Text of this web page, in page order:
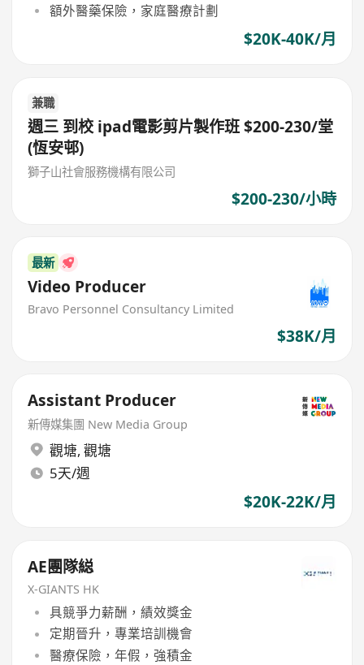
額外醫藥保險，家庭醫療計劃
$20K-40K/月
兼職
週三 到校 ipad電影剪片製作班 $200-230/堂
(恆安邨)
獅子山社會服務機構有限公司
$200-230/小時
最新
Video Producer
Bravo Personnel Consultancy Limited
$38K/月
Assistant Producer
新傳媒集團 New Media Group
觀塘, 觀塘
5天/週
$20K-22K/月
AE團隊縂
X-GIANTS HK
具競爭力薪酬，績效獎金
定期晉升，專業培訓機會
醫療保險，年假，強積金